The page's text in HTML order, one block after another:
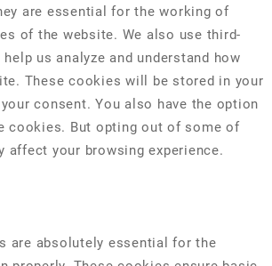
are essential for the working of
of the website. We also use third-
us analyze and understand how
These cookies will be stored in your
consent. You also have the option
cookies. But opting out of some of
affect your browsing experience.
are absolutely essential for the